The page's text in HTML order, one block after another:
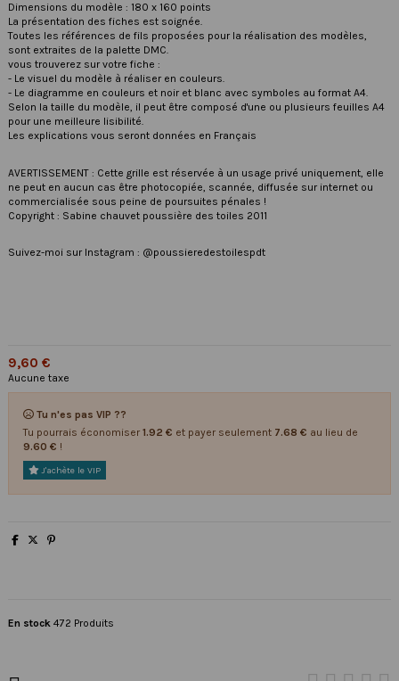
Dimensions du modèle : 180 x 160 points
La présentation des fiches est soignée.
Toutes les références de fils proposées pour la réalisation des modèles,
sont extraites de la palette DMC.
vous trouverez sur votre fiche :
- Le visuel du modèle à réaliser en couleurs.
- Le diagramme en couleurs et noir et blanc avec symboles au format A4.
Selon la taille du modèle, il peut être composé d'une ou plusieurs feuilles A4
pour une meilleure lisibilité.
Les explications vous seront données en Français
AVERTISSEMENT : Cette grille est réservée à un usage privé uniquement, elle
ne peut en aucun cas être photocopiée, scannée, diffusée sur internet ou
commercialisée sous peine de poursuites pénales !
Copyright : Sabine chauvet poussière des toiles 2011
Suivez-moi sur Instagram : @poussieredestoilespdt
9,60 €
Aucune taxe
Tu n'es pas VIP ??
Tu pourrais économiser 1.92 € et payer seulement 7.68 € au lieu de
9.60 € !
J'achète le VIP
En stock 472 Produits